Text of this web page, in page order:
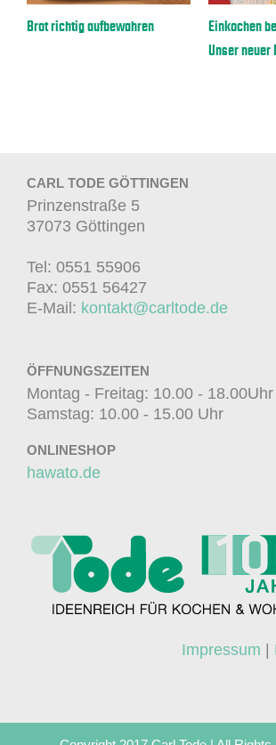
Brot richtig aufbewahren
Einkochen
Unser neuer
CARL TODE GÖTTINGEN
Prinzenstraße 5
37073 Göttingen
Tel: 0551 55906
Fax: 0551 56427
E-Mail: kontakt@carltode.de
ÖFFNUNGSZEITEN
Montag - Freitag: 10.00 - 18.00Uhr
Samstag: 10.00 - 15.00 Uhr
ONLINESHOP
hawato.de
Impressum